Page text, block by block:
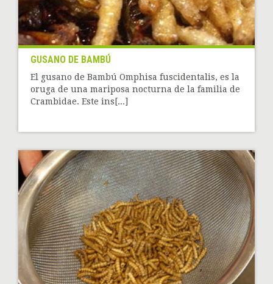
GUSANO DE BAMBÚ
El gusano de Bambú Omphisa fuscidentalis, es la
oruga de una mariposa nocturna de la familia de
Crambidae. Este ins[...]